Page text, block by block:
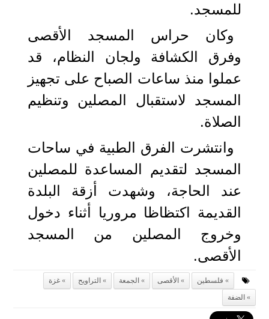
للمسجد.
وكان حراس المسجد الأقصى
وفرق الكشافة ولجان النظام، قد
عملوا منذ ساعات الصباح على تجهيز
المسجد لاستقبال المصلين وتنظيم
الصلاة.
وانتشرت الفرق الطبية في ساحات
المسجد لتقديم المساعدة للمصلين
عند الحاجة، وشهدت أزقة البلدة
القديمة اكتظاظا مروريا أثناء دخول
وخروج المصلين من المسجد
الأقصى.
فلسطين الأقصى الجمعة التراويح
غزة
الضفة